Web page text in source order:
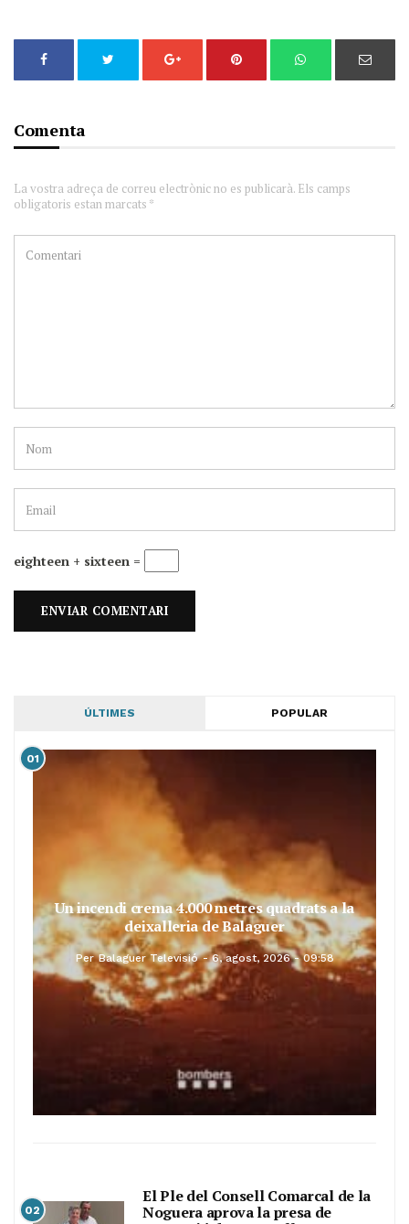
Comenta
La vostra adreça de correu electrònic no es publicarà. Els camps
obligatoris estan marcats *
eighteen + sixteen =
ÚLTIMES POPULAR
01
Un incendi crema 4.000 metres quadrats a la
deixalleria de Balaguer
Per Balaguer Televisió 6, agost, 2026 - 09:58
02
El Ple del Consell Comarcal de la
Noguera aprova la presa de